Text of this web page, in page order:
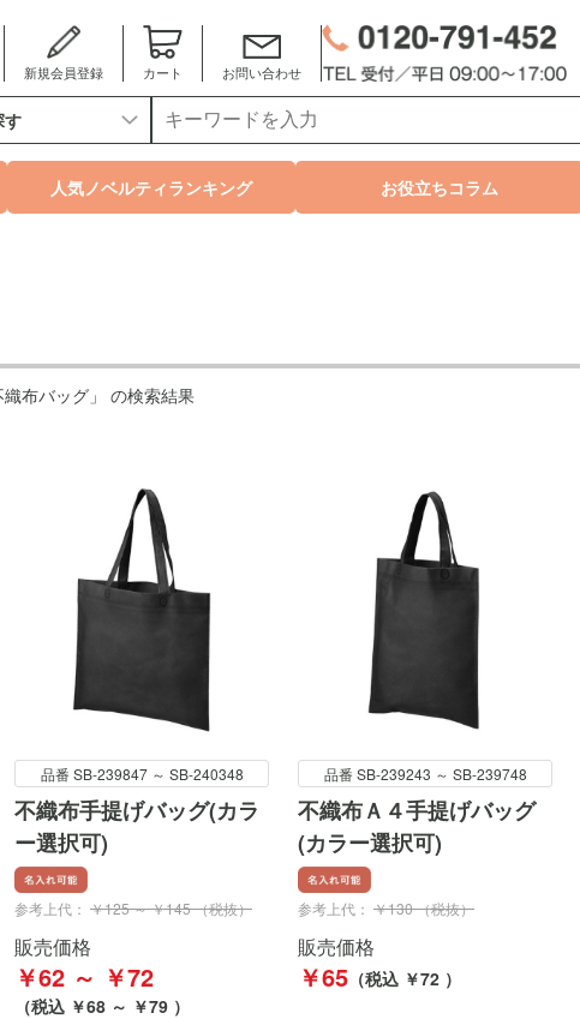
新規会員登録 カート お問い合わせ
す
人気ノベルティランキング お役立ちコラム
布バッグ」 の検索結果
品番 SB-239847 ～ SB-240348
不織布手提げバッグ(カラ
ー選択可)
参考上代： ￥125 ～ ￥145 （税抜）
販売価格
￥62 ～ ￥72
（税込 ￥68 ～ ￥79 ）
品番 SB-239243 ～ SB-239748
不織布Ａ４手提げバッグ
(カラー選択可)
参考上代： ￥130 （税抜）
販売価格
￥65 （税込 ￥72 ）